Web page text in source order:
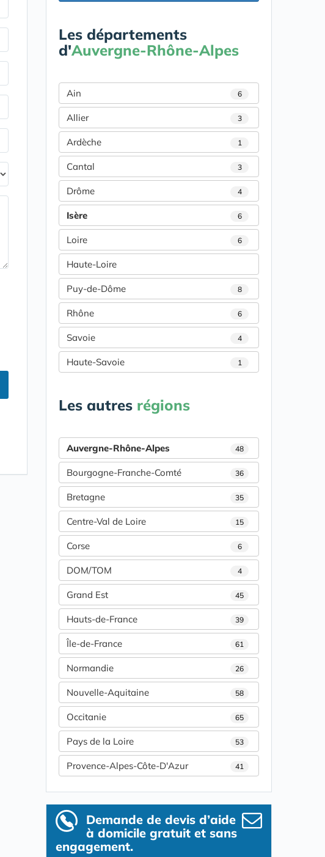
Les départements
d'Auvergne-Rhône-Alpes
Ain 6
Allier 3
Ardèche 1
Cantal 3
Drôme 4
Isère 6
Loire 6
Haute-Loire
Puy-de-Dôme 8
Rhône 6
Savoie 4
Haute-Savoie 1
Les autres régions
Auvergne-Rhône-Alpes 48
Bourgogne-Franche-Comté 36
Bretagne 35
Centre-Val de Loire 15
Corse 6
DOM/TOM 4
Grand Est 45
Hauts-de-France 39
Île-de-France 61
Normandie 26
Nouvelle-Aquitaine 58
Occitanie 65
Pays de la Loire 53
Provence-Alpes-Côte-D'Azur 41
Demande de devis d’aide
à domicile gratuit et sans
engagement.